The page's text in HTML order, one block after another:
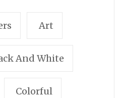
Art
And White
Colorful